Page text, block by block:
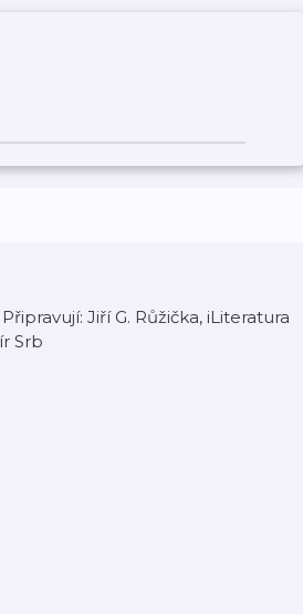
Jiří G. Růžička, iLiteratura
Srb